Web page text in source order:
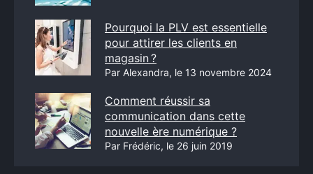
Pourquoi la PLV est essentielle
pour attirer les clients en
magasin ?
Par Alexandra, le 13 novembre 2024
Comment réussir sa
communication dans cette
nouvelle ère numérique ?
Par Frédéric, le 26 juin 2019